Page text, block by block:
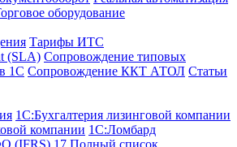
оборудование
Тарифы ИТС
(SLA) Сопровождение типовых
1С Сопровождение ККТ АТОЛ Статьи
1С:Бухгалтерия лизинговой компании
компании 1С:Ломбард
(IFRS) 17 Полный список